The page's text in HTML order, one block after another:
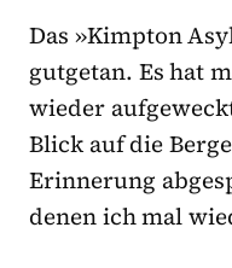
Das »Kimpton
gutgetan. Es hat
wieder
Blick auf die
Erinnerung
denen ich mal